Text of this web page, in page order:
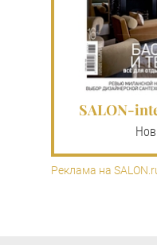
SALON-
Реклама на